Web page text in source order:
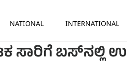
NATIONAL INTERNATIONAL
ಸಾರಿಗೆ ಬಸ್‌ನಲ್ಲಿ